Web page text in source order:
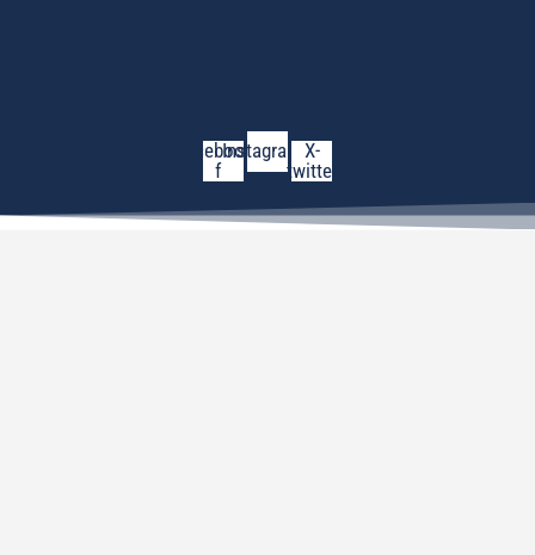
Facebook-
f
Instagram
X-
twitter